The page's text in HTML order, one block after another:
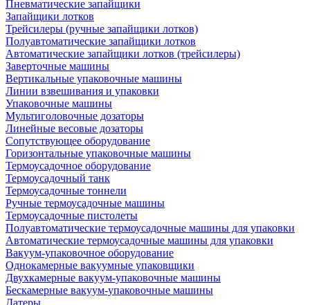
Пневматические запайщики
Запайщики лотков
Трейсилеры (ручные запайщики лотков)
Полуавтоматические запайщики лотков
Автоматические запайщики лотков (трейсилеры)
Заверточные машины
Вертикальные упаковочные машины
Линии взвешивания и упаковки
Упаковочные машины
Мультиголовочные дозаторы
Линейные весовые дозаторы
Сопутствующее оборудование
Горизонтальные упаковочные машины
Термоусадочное оборудование
Термоусадочный танк
Термоусадочные тоннели
Ручные термоусадочные машины
Термоусадочные пистолеты
Полуавтоматические термоусадочные машины для упаковки
Автоматические термоусадочные машины для упаковки
Вакуум-упаковочное оборудование
Однокамерные вакуумные упаковщики
Двухкамерные вакуум-упаковочные машины
Бескамерные вакуум-упаковочные машины
Датеры